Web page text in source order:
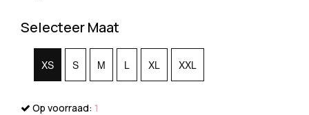
Selecteer Maat
XS S M L XL XXL
Op voorraad: 1